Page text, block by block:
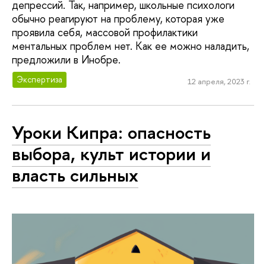
депрессий. Так, например, школьные психологи
обычно реагируют на проблему, которая уже
проявила себя, массовой профилактики
ментальных проблем нет. Как ее можно наладить,
предложили в Инобре.
Экспертиза 12 апреля, 2023 г.
Уроки Кипра: опасность
выбора, культ истории и
власть сильных